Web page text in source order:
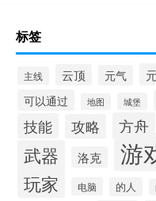
标签
主线 云顶 元气
可以通过 地图 城堡
技能 攻略 方舟
武器 洛克 游
玩家 电脑 的人